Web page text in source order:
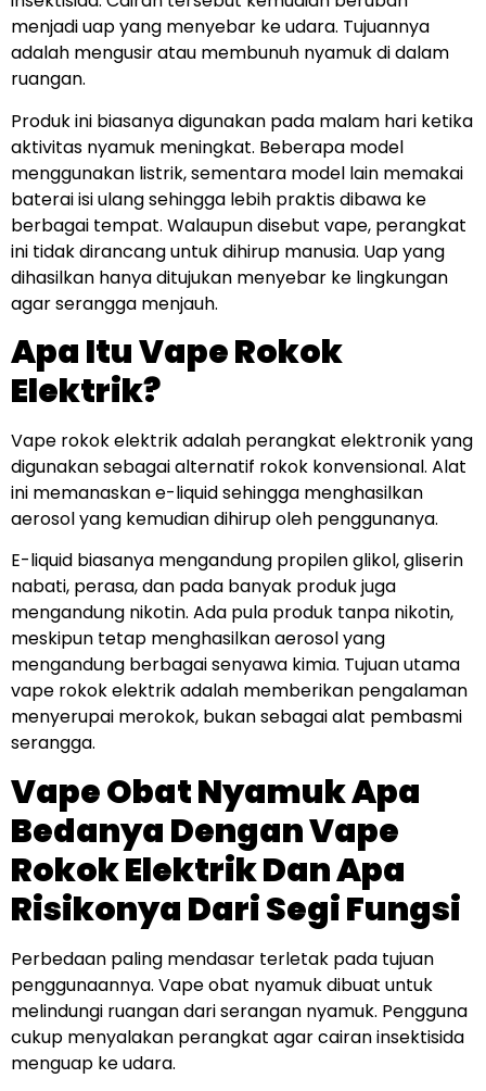
menjadi uap yang menyebar ke udara. Tujuannya
adalah mengusir atau membunuh nyamuk di dalam
ruangan.
Produk ini biasanya digunakan pada malam hari ketika
aktivitas nyamuk meningkat. Beberapa model
menggunakan listrik, sementara model lain memakai
baterai isi ulang sehingga lebih praktis dibawa ke
berbagai tempat. Walaupun disebut vape, perangkat
ini tidak dirancang untuk dihirup manusia. Uap yang
dihasilkan hanya ditujukan menyebar ke lingkungan
agar serangga menjauh.
Apa Itu Vape Rokok
Elektrik?
Vape rokok elektrik adalah perangkat elektronik yang
digunakan sebagai alternatif rokok konvensional. Alat
ini memanaskan e-liquid sehingga menghasilkan
aerosol yang kemudian dihirup oleh penggunanya.
E-liquid biasanya mengandung propilen glikol, gliserin
nabati, perasa, dan pada banyak produk juga
mengandung nikotin. Ada pula produk tanpa nikotin,
meskipun tetap menghasilkan aerosol yang
mengandung berbagai senyawa kimia. Tujuan utama
vape rokok elektrik adalah memberikan pengalaman
menyerupai merokok, bukan sebagai alat pembasmi
serangga.
Vape Obat Nyamuk Apa
Bedanya Dengan Vape
Rokok Elektrik Dan Apa
Risikonya Dari Segi Fungsi
Perbedaan paling mendasar terletak pada tujuan
penggunaannya. Vape obat nyamuk dibuat untuk
melindungi ruangan dari serangan nyamuk. Pengguna
cukup menyalakan perangkat agar cairan insektisida
menguap ke udara.